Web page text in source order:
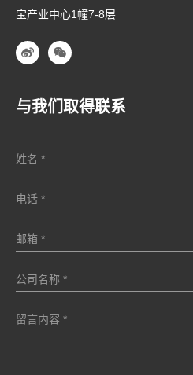
宝产业中心1幢7-8层
与我们取得联系